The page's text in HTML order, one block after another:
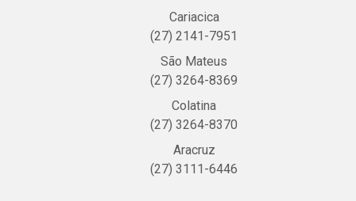
Cariacica
(27) 2141-7951
São Mateus
(27) 3264-8369
Colatina
(27) 3264-8370
Aracruz
(27) 3111-6446